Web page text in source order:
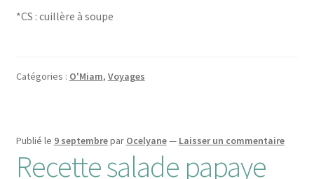
*CS : cuillère à soupe
Catégories : O'Miam, Voyages
Publié le 9 septembrepar Ocelyane— Laisser un commentaire
Recette salade papaye